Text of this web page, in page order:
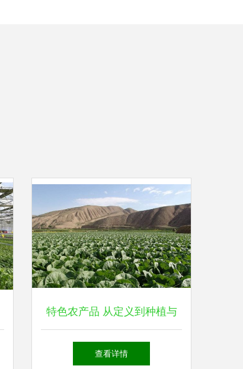
特色农产品 从定义到种植与
发展方向，一站式解读土流网
查看详情